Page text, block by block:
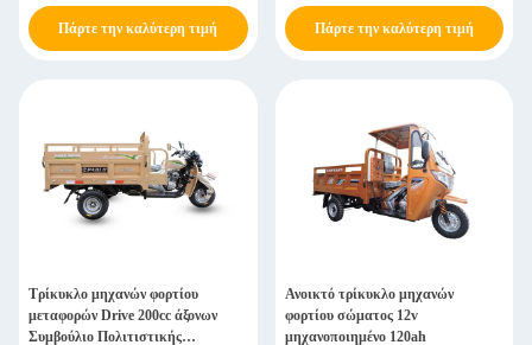
Πάρτε την καλύτερη τιμή Πάρτε την καλύτερη τιμή
Τρίκυκλο μηχανών φορτίου
μεταφορών Drive 200cc άξονων
Συμβούλιο Πολιτιστικής
Ανοικτό τρίκυκλο μηχανών
φορτίου σώματος 12v
μηχανοποιημένο 120ah